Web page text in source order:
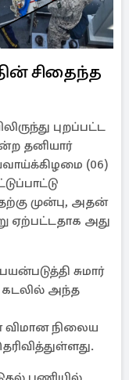
சிதைந்த
புறப்பட்ட
தனியார்
(06)
முன்பு, அதன்
ஏற்பட்டதாக அது
சுமார்
கடலில் அந்த
விமான நிலைய